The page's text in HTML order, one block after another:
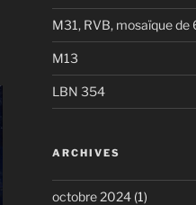
M31, RVB, mosaïque de
M13
LBN 354
ARCHIVES
octobre 2024(1)